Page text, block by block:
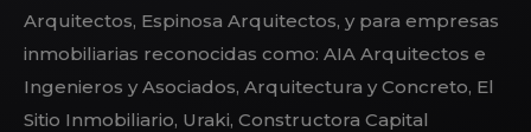
Arquitectos, Espinosa Arquitectos, y para empresas
inmobiliarias reconocidas como: AIA Arquitectos e
Ingenieros y Asociados, Arquitectura y Concreto, El
Sitio Inmobiliario, Uraki, Constructora Capital